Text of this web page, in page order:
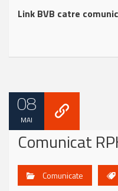
Link BVB catre
08
MAI
Comunicat
Comunicate